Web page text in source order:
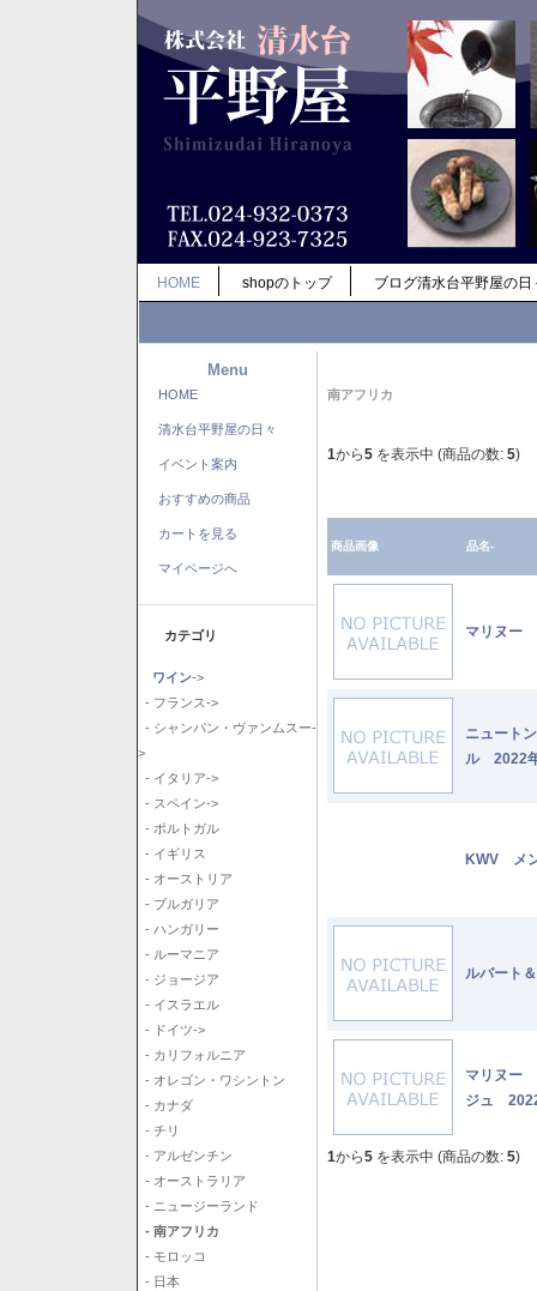
HOME shopのトップ ブログ清水台平野屋の日
Menu
HOME
清水台平野屋の日々
イベント案内
おすすめの商品
カートを見る
マイページへ
カテゴリ
ワイン->
- フランス->
- シャンパン・ヴァンムスー-
>
- イタリア->
- スペイン->
- ポルトガル
- イギリス
- オーストリア
- ブルガリア
- ハンガリー
- ルーマニア
- ジョージア
- イスラエル
- ドイツ->
- カリフォルニア
- オレゴン・ワシントン
- カナダ
- チリ
- アルゼンチン
- オーストラリア
- ニュージーランド
- 南アフリカ
- モロッコ
- 日本
南アフリカ
1から5 を表示中 (商品の数: 5)
商品画像 品名-
マリヌー
ニュート
ル 2022
KWV メ
ルバート
マリヌー
ジュ
1から5 を表示中 (商品の数: 5)